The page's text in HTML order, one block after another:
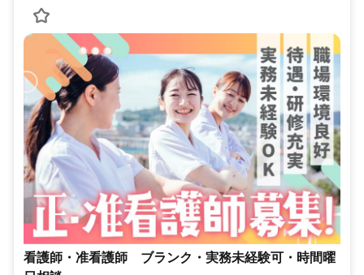
看護師・准看護師 ブランク・実務未経験可・時間曜